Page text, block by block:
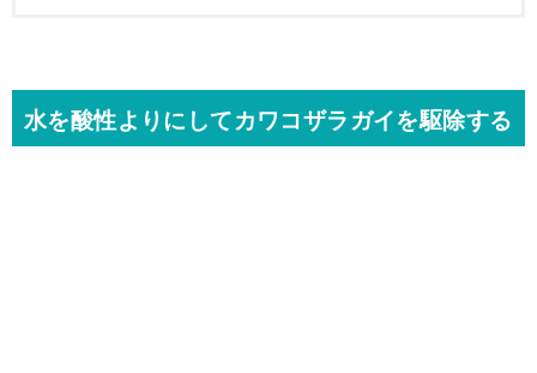
水を酸性よりにしてカワコザラガイを駆除する